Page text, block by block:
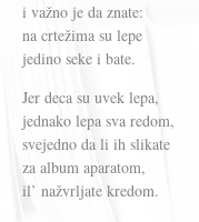
i važno je da znate:
na crtežima su lepe
jedino seke i bate.
Jer deca su uvek lepa,
jednako lepa sva redom,
svejedno da li ih slikate
za album aparatom,
il’ nažvrljate kredom.